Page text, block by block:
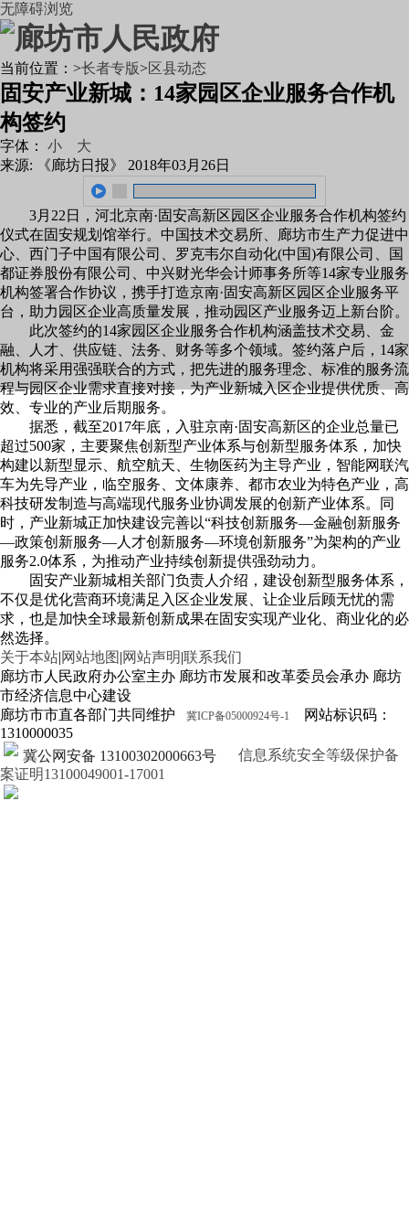
无障碍浏览
当前位置： >长者专版>区县动态
固安产业新城：14家园区企业服务合作机
构签约
字体： 小
大
来源: 《廊坊日报》
2018年03月26日
3月22日，河北京南·固安高新区园区企业服务合作机构签约
仪式在固安规划馆举行。中国技术交易所、廊坊市生产力促进中
心、西门子中国有限公司、罗克韦尔自动化(中国)有限公司、国
都证券股份有限公司、中兴财光华会计师事务所等14家专业服务
机构签署合作协议，携手打造京南·固安高新区园区企业服务平
台，助力园区企业高质量发展，推动园区产业服务迈上新台阶。
此次签约的14家园区企业服务合作机构涵盖技术交易、金
融、人才、供应链、法务、财务等多个领域。签约落户后，14家
机构将采用强强联合的方式，把先进的服务理念、标准的服务流
程与园区企业需求直接对接，为产业新城入区企业提供优质、高
效、专业的产业后期服务。
据悉，截至2017年底，入驻京南·固安高新区的企业总量已
超过500家，主要聚焦创新型产业体系与创新型服务体系，加快
构建以新型显示、航空航天、生物医药为主导产业，智能网联汽
车为先导产业，临空服务、文体康养、都市农业为特色产业，高
科技研发制造与高端现代服务业协调发展的创新产业体系。同
时，产业新城正加快建设完善以“科技创新服务—金融创新服务
—政策创新服务—人才创新服务—环境创新服务”为架构的产业
服务2.0体系，为推动产业持续创新提供强劲动力。
固安产业新城相关部门负责人介绍，建设创新型服务体系，
不仅是优化营商环境满足入区企业发展、让企业后顾无忧的需
求，也是加快全球最新创新成果在固安实现产业化、商业化的必
然选择。
关于本站|网站地图 |网站声明|联系我们
廊坊市人民政府办公室主办 廊坊市发展和改革委员会承办 廊坊
市经济信息中心建设
廊坊市市直各部门共同维护
冀ICP备05000924号-1
网站标识码：
1310000035
冀公网安备 13100302000663号
信息系统安全等级保护备
案证明13100049001-17001